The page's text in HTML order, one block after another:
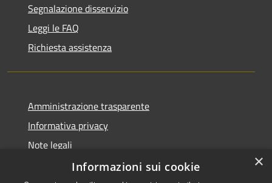
Segnalazione disservizio
Leggi le FAQ
Richiesta assistenza
Amministrazione trasparente
Informativa privacy
Note legali
Dichiarazione di accessibilità
×
Informazioni sui cookie